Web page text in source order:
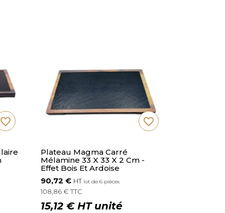
favorite_border
Plateau Magma Carré
Mélamine 33 X 33 X 2 Cm -
Effet Bois Et Ardoise
90,72 € HT lot de 6 pièces
108,86 € TTC
15,12 € HT unité
favorite_border